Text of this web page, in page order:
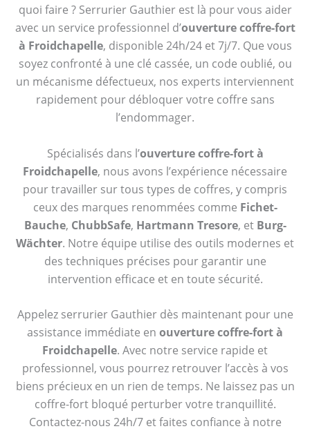
quoi faire ? Serrurier Gauthier est là pour vous aider
avec un service professionnel d’ouverture coffre-fort
à Froidchapelle, disponible 24h/24 et 7j/7. Que vous
soyez confronté à une clé cassée, un code oublié, ou
un mécanisme défectueux, nos experts interviennent
rapidement pour débloquer votre coffre sans
l’endommager.
Spécialisés dans l’ouverture coffre-fort à
Froidchapelle, nous avons l’expérience nécessaire
pour travailler sur tous types de coffres, y compris
ceux des marques renommées comme Fichet-
Bauche, ChubbSafe, Hartmann Tresore, et Burg-
Wächter. Notre équipe utilise des outils modernes et
des techniques précises pour garantir une
intervention efficace et en toute sécurité.
Appelez serrurier Gauthier dès maintenant pour une
assistance immédiate en ouverture coffre-fort à
Froidchapelle. Avec notre service rapide et
professionnel, vous pourrez retrouver l’accès à vos
biens précieux en un rien de temps. Ne laissez pas un
coffre-fort bloqué perturber votre tranquillité.
Contactez-nous 24h/7 et faites confiance à notre